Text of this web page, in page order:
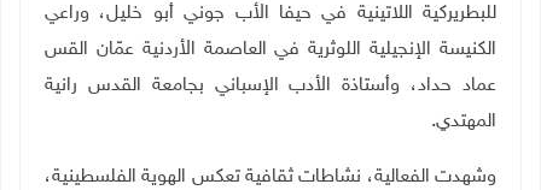
للبطريركية اللاتينية في حيفا الأب جوني أبو خليل، وراعي
الكنيسة الإنجيلية اللوثرية في العاصمة الأردنية عمّان القس
عماد حداد، وأستاذة الأدب الإسباني بجامعة القدس رانية
المهتدي.
وشهدت الفعالية، نشاطات ثقافية تعكس الهوية الفلسطينية،